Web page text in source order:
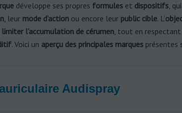
développe ses propres formuleset dispositifs,
, leur mode d’actionou encore leur public cible. L’
limiter l’accumulation de cérumen, tout en
. Voici un aperçu des principales marquesprésentes
Audispray